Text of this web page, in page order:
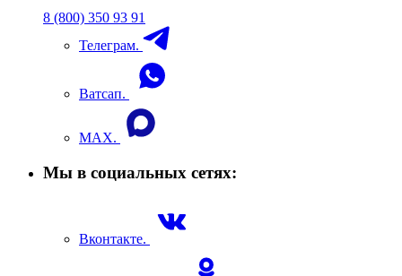
8 (800) 350 93 91
Телеграм.
Ватсап.
MAX.
Мы в социальных сетях:
Вконтакте.